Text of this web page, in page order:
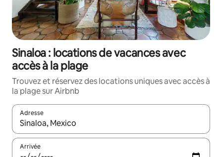
Sinaloa : locations de vacances avec
accès à la plage
Trouvez et réservez des locations uniques avec accès à
la plage sur Airbnb
Adresse
Lorsque les résultats s'affichent, utilisez les flèches vers le
Arrivée